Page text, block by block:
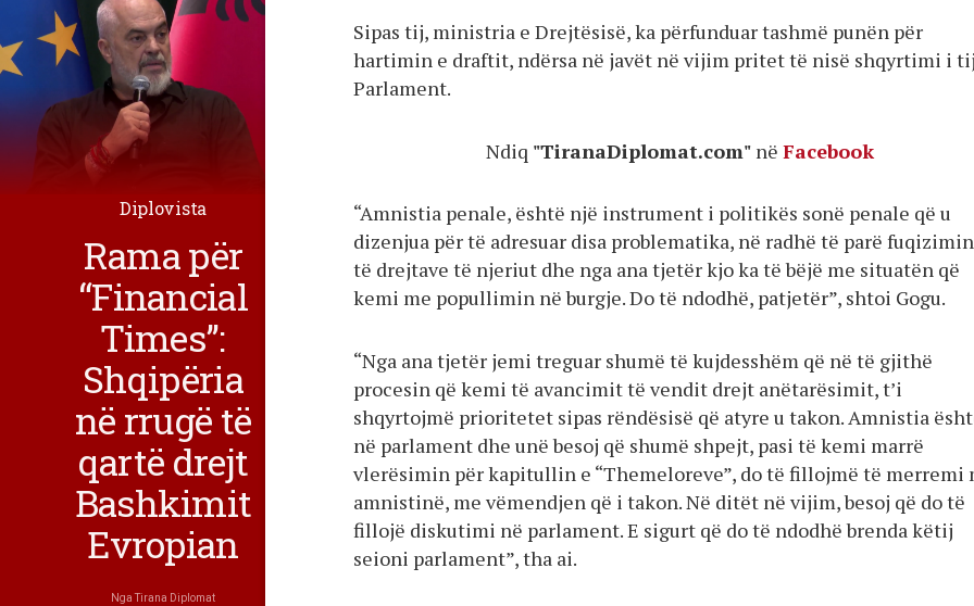
Sipas tij, ministria e Drejtësisë, ka përfunduar tashmë punën për
hartimin e draftit, ndërsa në javët në vijim pritet të nisë shqyrtimi i
Parlament.
Ndiq "TiranaDiplomat.com" në Facebook
“Amnistia penale, është një instrument i politikës sonë penale që u
dizenjua për të adresuar disa problematika, në radhë të parë
të drejtave të njeriut dhe nga ana tjetër kjo ka të bëjë me situatën që
kemi me popullimin në burgje. Do të ndodhë, patjetër”, shtoi Gogu.
“Nga ana tjetër jemi treguar shumë të kujdesshëm që në të gjithë
procesin që kemi të avancimit të vendit drejt anëtarësimit, t’i
shqyrtojmë prioritetet sipas rëndësisë që atyre u takon. Amnistia
në parlament dhe unë besoj që shumë shpejt, pasi të kemi marrë
vlerësimin për kapitullin e “Themeloreve”, do të fillojmë të merremi
amnistinë, me vëmendjen që i takon. Në ditët në vijim, besoj që do të
fillojë diskutimi në parlament. E sigurt që do të ndodhë brenda këtij
seioni parlament”, tha ai.
Diplovista
Rama për
“Financial
Times”:
Shqipëria
në rrugë të
qartë drejt
Bashkimit
Evropian
NgaTirana Diplomat